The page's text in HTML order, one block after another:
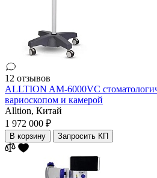
12 отзывов
ALLTION AM-6000VC
вариоскопом и камерой
Alltion, Китай
1 972 000 ₽
В корзину Запросить КП